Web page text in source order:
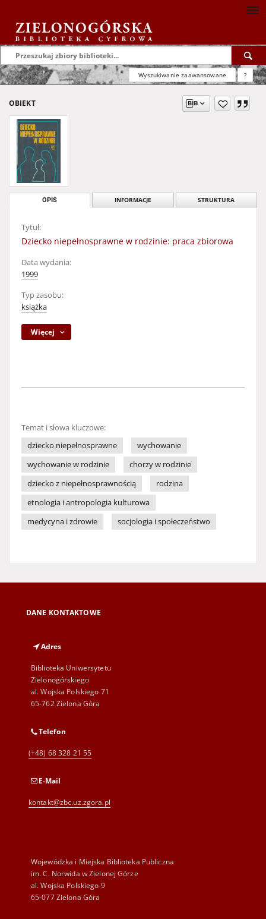
Wyszukiwanie zaawansowane ?
OBIEKT
OPIS INFORMACJE STRUKTURA
Tytuł:
Dziecko niepełnosprawne w rodzinie: praca zbiorowa
Data wydania:
1999
Typ zasobu:
książka
Więcej
Temat i słowa kluczowe:
dziecko niepełnosprawne
wychowanie
wychowanie w rodzinie
chorzy w rodzinie
dziecko z niepełnosprawnością
rodzina
etnologia i antropologia kulturowa
medycyna i zdrowie
socjologia i społeczeństwo
DANE KONTAKTOWE
Adres
Biblioteka Uniwersytetu
Zielonogórskiego
al. Wojska Polskiego 71
65-762 Zielona Góra
Telefon
(+48) 68 328 21 55
E-Mail
kontakt@zbc.uz.zgora.pl
Wojewódzka i Miejska Biblioteka Publiczna
im. C. Norwida w Zielonej Górze
al. Wojska Polskiego 9
65-077 Zielona Góra